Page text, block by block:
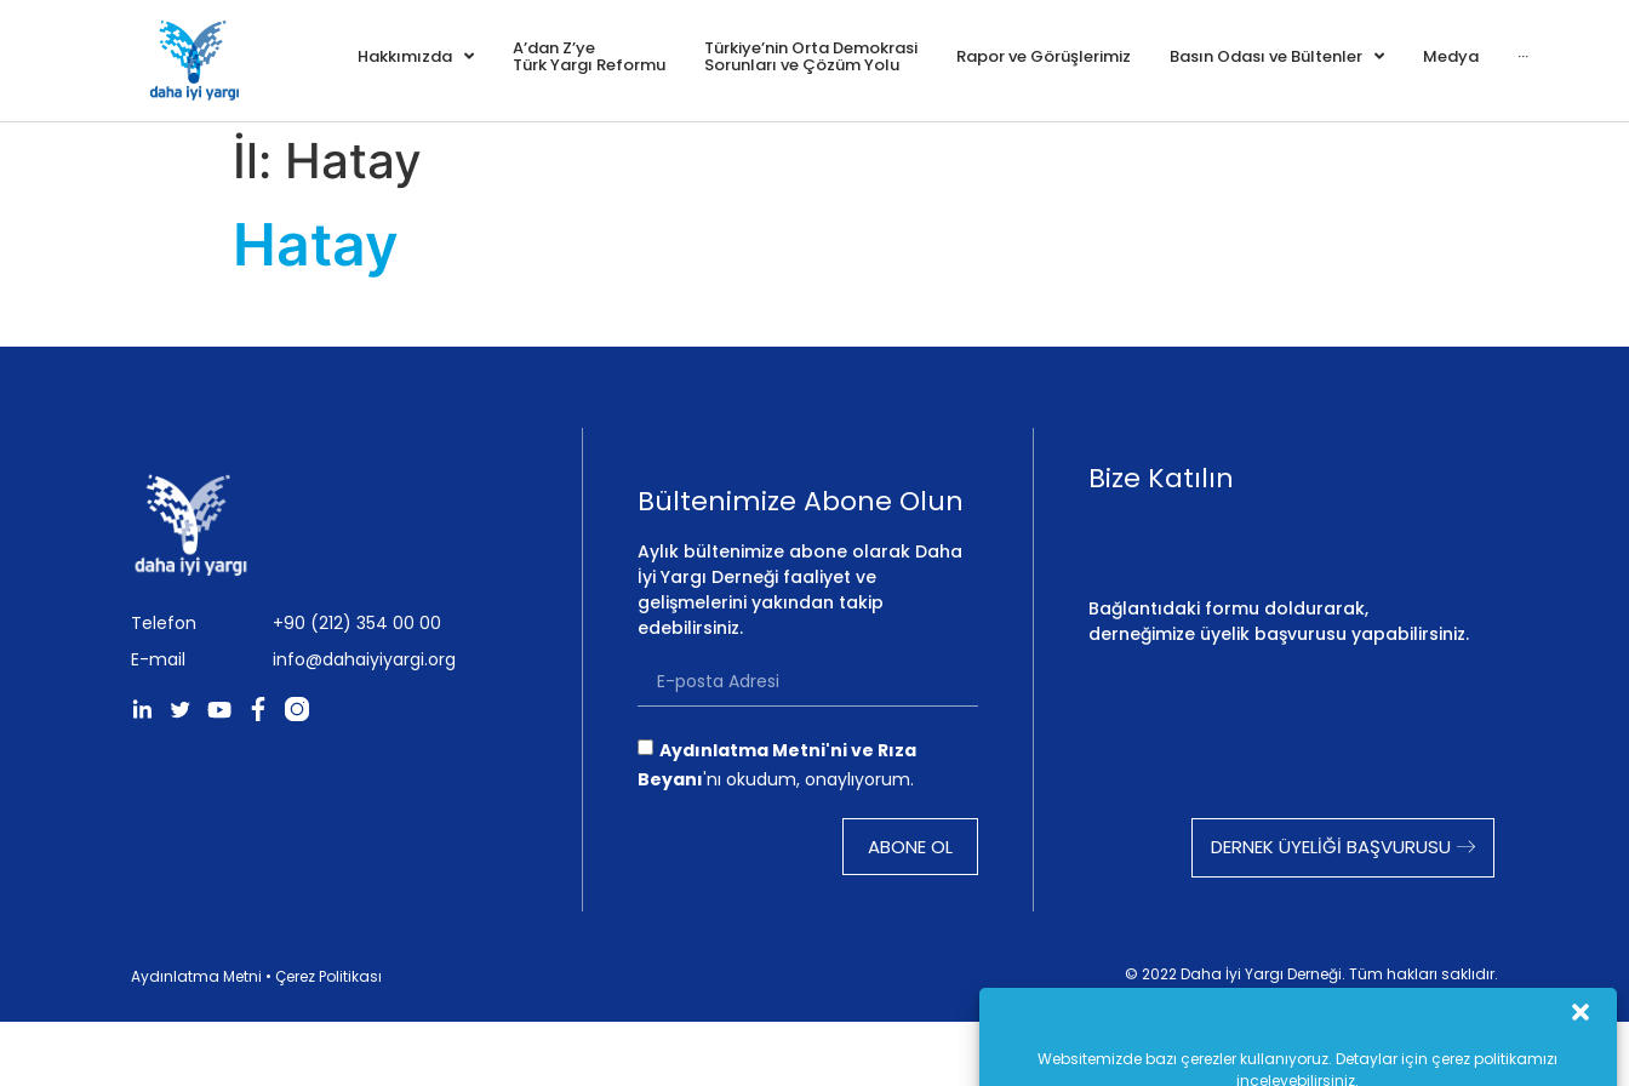
Websitemizde bazı çerezler kullanıyoruz. Detaylar için çerez politikamızı
inceleyebilirsiniz.
Hakkımızda A’dan Z’ye
Türk Yargı Reformu
Türkiye’nin Orta Demokrasi
Sorunları ve Çözüm Yolu Rapor ve Görüşlerimiz Basın Odası ve Bültenler Medya ···
İl: Hatay
Hatay
Telefon
+90 (212) 354 00 00
E-mail
info@dahaiyiyargi.org
Bültenimize Abone Olun
Aylık bültenimize abone olarak Daha
İyi Yargı Derneği faaliyet ve
gelişmelerini yakından takip
edebilirsiniz.
Aydınlatma Metni'ni ve Rıza
Beyanı'nı okudum, onaylıyorum.
ABONE OL
Bize Katılın
Bağlantıdaki formu doldurarak,
derneğimize üyelik başvurusu yapabilirsiniz.
DERNEK ÜYELIĞI BAŞVURUSU
Aydınlatma Metni • Çerez Politikası © 2022 Daha İyi Yargı Derneği. Tüm hakları saklıdır.